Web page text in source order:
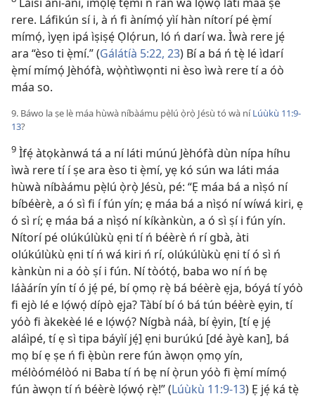
rere. Láfikún sí i, à ń fi ànímọ́ yìí hàn nítorí pé ẹ̀mí
mímọ́, ìyẹn ipá ìṣiṣẹ́ Ọlọ́run, ló ń darí wa. Ìwà rere jẹ́
ara “èso ti ẹ̀mí.” (Gálátíà 5:22, 23) Bí a bá ń tẹ̀ lé ìdarí
ẹ̀mí mímọ́ Jèhófà, wọ̀ǹtìwọnti ni èso ìwà rere tí a óò
máa so.
9. Báwo la ṣe lè máa hùwà níbàámu pẹ̀lú ọ̀rọ̀ Jésù tó wà níLúùkù 11:9-
13?
9 Ìfẹ́ àtọkànwá tá a ní láti múnú Jèhófà dùn nípa híhu
ìwà rere tí í ṣe ara èso ti ẹ̀mí, yẹ kó sún wa láti máa
hùwà níbàámu pẹ̀lú ọ̀rọ̀ Jésù, pé: “Ẹ máa bá a nìṣó ní
bíbéèrè, a ó sì fi í fún yín; ẹ máa bá a nìṣó ní wíwá kiri, ẹ
ó sì rí; ẹ máa bá a nìṣó ní kíkànkùn, a ó sì ṣí i fún yín.
Nítorí pé olúkúlùkù ẹni tí ń béèrè ń rí gbà, àti
olúkúlùkù ẹni tí ń wá kiri ń rí, olúkúlùkù ẹni tí ó sì ń
kànkùn ni a óò ṣí i fún. Ní tòótọ́, baba wo ní ń bẹ
láàárín yín tí ó jẹ́ pé, bí ọmọ rẹ̀ bá béèrè ẹja, bóyá tí yóò
fi ejò lé e lọ́wọ́ dípò ẹja? Tàbí bí ó bá tún béèrè ẹyin, tí
yóò fi àkekèé lé e lọ́wọ́? Nígbà náà, bí ẹ̀yin, [tí ẹ jẹ́
aláìpé, tí ẹ sì tipa báyìí jẹ́] ẹni burúkú [dé àyè kan], bá
mọ bí ẹ ṣe ń fi ẹ̀bùn rere fún àwọn ọmọ yín,
mélòómélòó ni Baba tí ń bẹ ní ọ̀run yóò fi ẹ̀mí mímọ́
fún àwọn tí ń béèrè lọ́wọ́ rẹ̀!” (Lúùkù 11:9-13) Ẹ jẹ́ ká tẹ̀